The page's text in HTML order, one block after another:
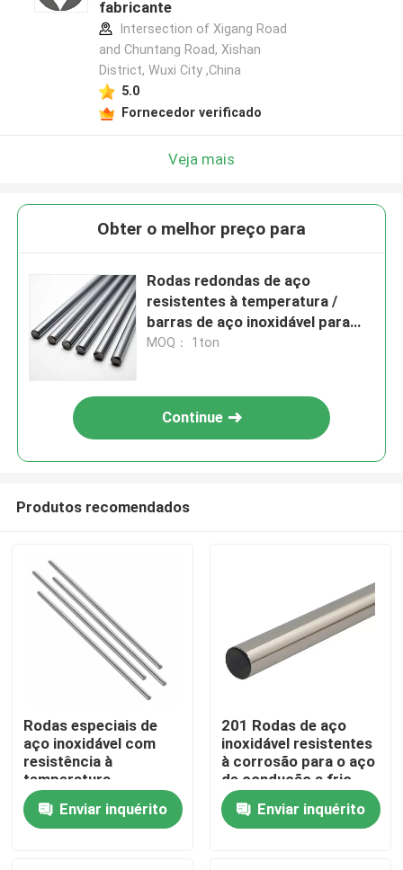
Para casa
Produtos
fabricante
Intersection of Xigang Road
and Chuntang Road, Xishan
District, Wuxi City ,China
5.0
Fornecedor verificado
Veja mais
Obter o melhor preço para
Rodas redondas de aço
resistentes à temperatura /
barras de aço inoxidável para
dobra decorativa
MOQ： 1ton
Continue
Produtos recomendados
Rodas especiais de
aço inoxidável com
resistência à
temperatura
Enviar inquérito
201 Rodas de aço
inoxidável resistentes
à corrosão para o aço
de condução a frio
Enviar inquérito